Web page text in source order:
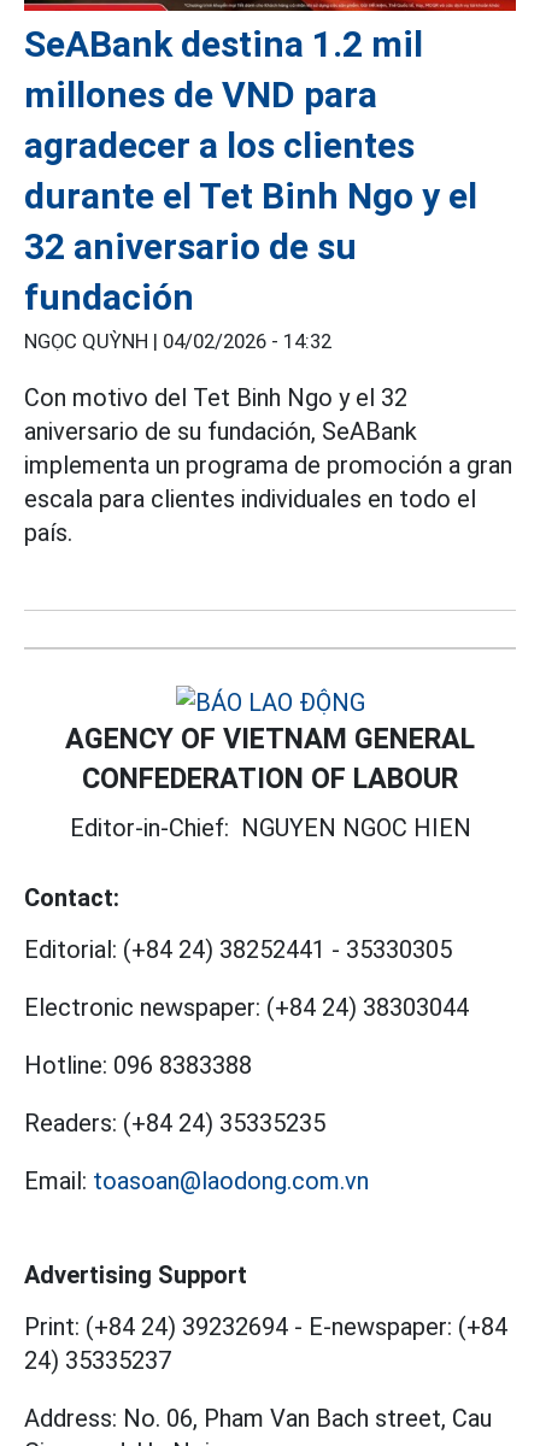
SeABank destina 1.2 mil
millones de VND para
agradecer a los clientes
durante el Tet Binh Ngo y el
32 aniversario de su
fundación
NGỌC QUỲNH | 04/02/2026 - 14:32
Con motivo del Tet Binh Ngo y el 32
aniversario de su fundación, SeABank
implementa un programa de promoción a gran
escala para clientes individuales en todo el
país.
AGENCY OF VIETNAM GENERAL
CONFEDERATION OF LABOUR
Editor-in-Chief: NGUYEN NGOC HIEN
Contact:
Editorial: (+84 24) 38252441 - 35330305
Electronic newspaper: (+84 24) 38303044
Hotline: 096 8383388
Readers: (+84 24) 35335235
Email: toasoan@laodong.com.vn
Advertising Support
Print: (+84 24) 39232694 - E-newspaper: (+84
24) 35335237
Address: No. 06, Pham Van Bach street, Cau